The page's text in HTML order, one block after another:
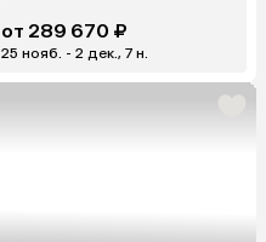
от 289 670 ₽
25 нояб. - 2 дек., 7 н.